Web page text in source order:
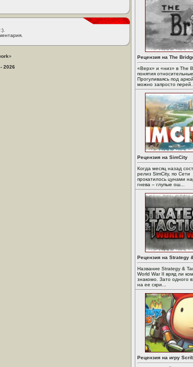
»
2026
Рецензия на The
«Верх» и «низ» в The
понятия относительные.
Прогуливаясь под аркой,
можно запросто перей...
Рецензия на SimCity
Когда месяц назад
релиз SimCity, по Сети
прокатилось цунами
гнева – глупые ош...
Рецензия на Strategy
Название Strategy &
World War II вряд ли
знакомо. Зато одного
на ее скри...
Рецензия на игру